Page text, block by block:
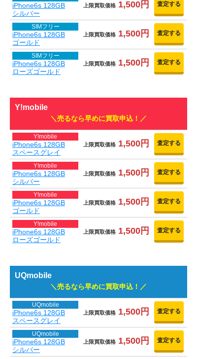
iPhone6s 128GB
シルバー
上限買取価格 1,500円 査定する
SIMフリー
iPhone6s 128GB
ゴールド
上限買取価格 1,500円 査定する
SIMフリー
iPhone6s 128GB
ローズゴールド
上限買取価格 1,500円 査定する
Y!mobile
売るなら早めに買取申込！
Y!mobile
iPhone6s 128GB
スペースグレイ
上限買取価格 1,500円 査定する
Y!mobile
iPhone6s 128GB
シルバー
上限買取価格 1,500円 査定する
Y!mobile
iPhone6s 128GB
ゴールド
上限買取価格 1,500円 査定する
Y!mobile
iPhone6s 128GB
ローズゴールド
上限買取価格 1,500円 査定する
UQmobile
売るなら早めに買取申込！
UQmobile
iPhone6s 128GB
スペースグレイ
上限買取価格 1,500円 査定する
UQmobile
iPhone6s 128GB
シルバー
上限買取価格 1,500円 査定する